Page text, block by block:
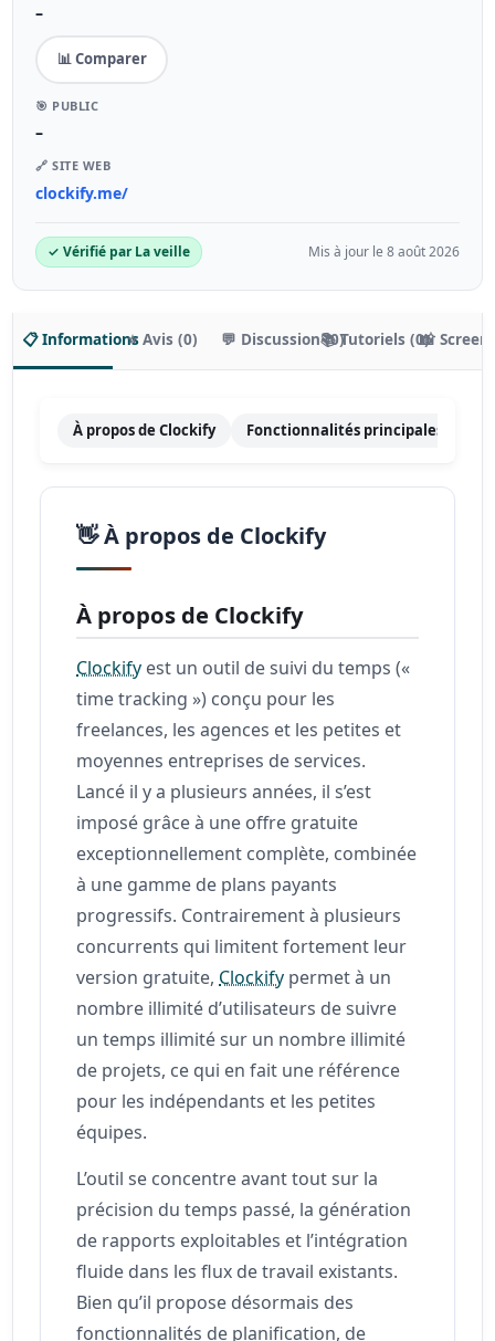
–
📊 Comparer
🎯 PUBLIC
–
🔗 SITE WEB
clockify.me/
✓ Vérifié par La veille Mis à jour le 8 août 2026
📋 Informations⭐ Avis (0) 💬 Discussion (0)📚 Tutoriels (0)📸
À propos de Clockify Fonctionnalités principales
👋 À propos de Clockify
À propos de Clockify
Clockify est un outil de suivi du temps («
time tracking ») conçu pour les
freelances, les agences et les petites et
moyennes entreprises de services.
Lancé il y a plusieurs années, il s’est
imposé grâce à une offre gratuite
exceptionnellement complète, combinée
à une gamme de plans payants
progressifs. Contrairement à plusieurs
concurrents qui limitent fortement leur
version gratuite, Clockify permet à un
nombre illimité d’utilisateurs de suivre
un temps illimité sur un nombre illimité
de projets, ce qui en fait une référence
pour les indépendants et les petites
équipes.
L’outil se concentre avant tout sur la
précision du temps passé, la génération
de rapports exploitables et l’intégration
fluide dans les flux de travail existants.
Bien qu’il propose désormais des
fonctionnalités de planification, de